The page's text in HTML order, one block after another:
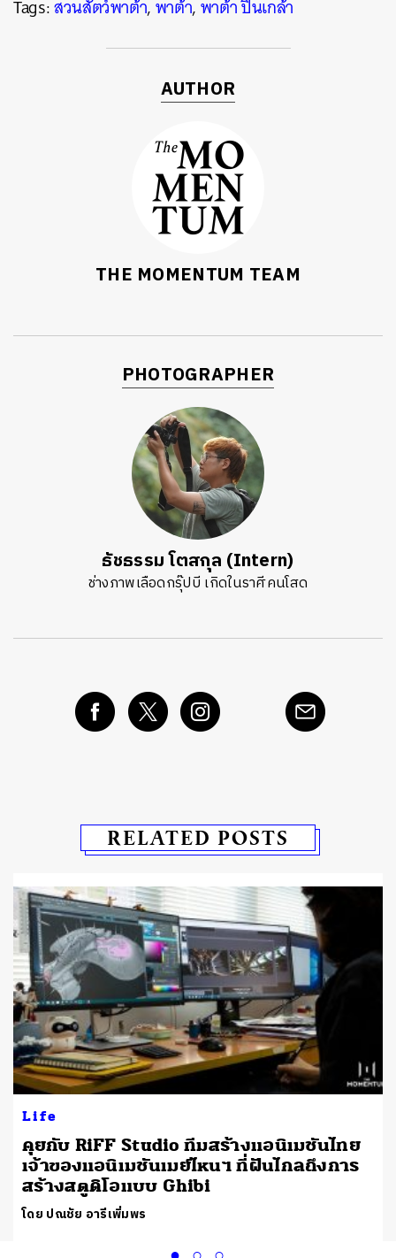
Tags:สวนสัตว์พาต้า,พาต้า,พาต้า ปิ่นเกล้า
AUTHOR
THE MOMENTUM TEAM
PHOTOGRAPHER
ธัชธรรม โตสกุล (Intern)
ช่างภาพเลือดกรุ๊ปบี เกิดในราศีคนโสด
RELATED POSTS
Life
คุยกับ RiFF Studio ทีมสร้างแอนิเมชันไทย
เจ้าของแอนิเมชันเมย์ไหนฯ ที่ฝันไกลถึงการ
สร้างสตูดิโอแบบ Ghibi
โดย ปณชัย อารีเพิ่มพร